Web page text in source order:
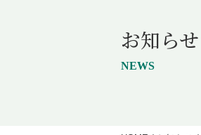
お知らせ
NEWS